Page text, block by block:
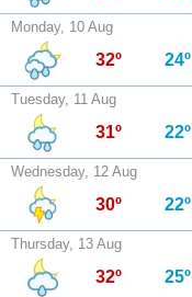
Monday, 10 Aug
32º 24º
Tuesday, 11 Aug
31º 22º
Wednesday, 12 Aug
30º 22º
Thursday, 13 Aug
32º 25º